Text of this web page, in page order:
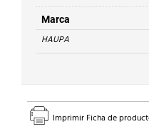
Marca
HAUPA
Imprimir Ficha de